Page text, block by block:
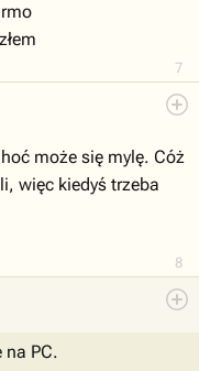
7
8
może się mylę. Cóż
więc kiedyś trzeba
na PC.